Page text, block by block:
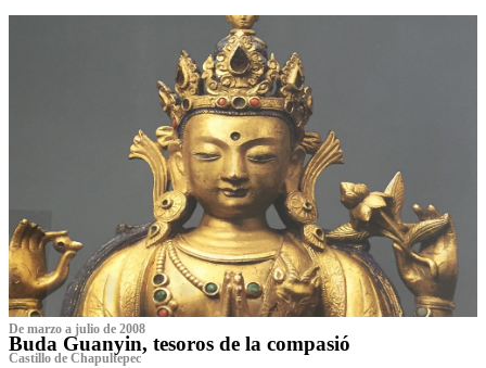
De marzo a julio de 2008
Buda Guanyin, tesoros de la compasió
Castillo de Chapultepec